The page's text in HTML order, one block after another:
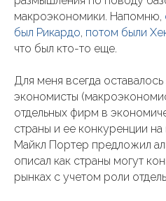
макроэкономики. Напомню,
был Рикардо, потом были
что был кто-то еще.
Для меня всегда
экономисты
отдельных фирм в
страны и ее конкуренции
Майкл Портер предложил
описал как страны могут
рынках с учетом роли